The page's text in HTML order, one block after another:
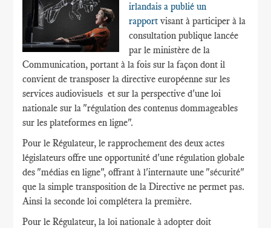
irlandais a publié un
rapportvisant à participer à la
consultation publique lancée
par le ministère de la
Communication, portant à la fois sur la façon dont il
convient de transposer la directive européenne sur les
services audiovisuels et sur la perspective d'une loi
nationale sur la "régulation des contenus dommageables
sur les plateformes en ligne".
Pour le Régulateur, le rapprochement des deux actes
législateurs offre une opportunité d'une régulation globale
des "médias en ligne", offrant à l'internaute une "sécurité"
que la simple transposition de la Directive ne permet pas.
Ainsi la seconde loi complétera la première.
Pour le Régulateur, la loi nationale à adopter doit